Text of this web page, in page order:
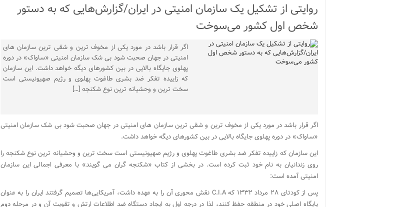
روایتی از تشکیل یک سازمان امنیتی در ایران/گزارش‌هایی که به دستور
شخص اول کشور می‌سوخت
اگر قرار باشد در مورد یکی از مخوف ترین و شقی ترین سازمان های
امنیتی در جهان صحبت شود بی شک سازمان امنیتی «ساواک» در دوره
پهلوی جایگاه بالایی در بین کشورهای دیگه خواهد داشت. این سازمان
که زاییده تفکر ضد بشری طاغوت پهلوی و رژیم صهیونیستی است
سخت ترین و وحشیانه ترین نوع شکنجه […]
اگر قرار باشد در مورد یکی از مخوف ترین و شقی ترین سازمان های امنیتی در جهان صحبت شود بی شک سازمان امنیتی
«ساواک» در دوره پهلوی جایگاه بالایی در بین کشورهای دیگه خواهد داشت.
این سازمان که زاییده تفکر ضد بشری طاغوت پهلوی و رژیم صهیونیستی است سخت ترین و وحشیانه ترین نوع شکنجه را
روی زندانیان به نام خود ثبت کرده است. در بخشی از کتاب «شکنجه گران می گویند» با معرفی اجمالی این سازمان
امنیتی آمده است:
پس از کودتای ۲۸ مرداد ۱۳۳۲ که C.I.A نقش محوری آن را به عهده داشت، آمریکایی‌ها تصمیم گرفتند ایران را به عنوان
پایگاه اصلی خود در منطقه حفظ کنند، لذا در درجه اول به ایجاد دستگاه ضد اطلاعات ارتش و تقویت آن و در مرحله دوم